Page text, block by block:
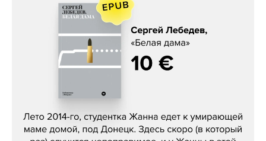
Сергей Лебедев, «Белая дама»